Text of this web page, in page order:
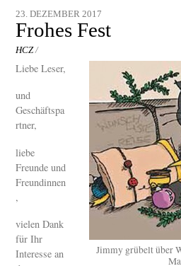
23. DEZEMBER 2017
Frohes Fest
HCZ /
Jimmy grübelt über
Liebe Leser,
und
Geschäftspa
rtner,
liebe
Freunde und
Freundinnen
,
vielen Dank
für Ihr
Interesse an